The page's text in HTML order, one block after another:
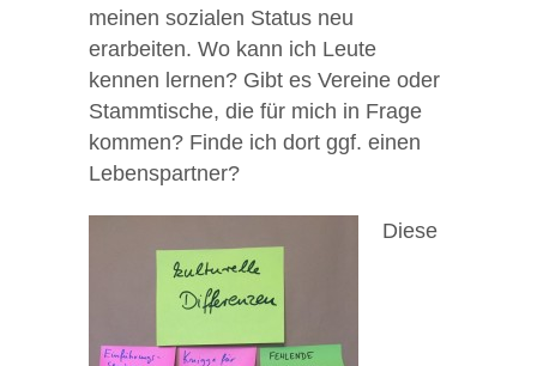
meinen sozialen Status neu
erarbeiten. Wo kann ich Leute
kennen lernen? Gibt es Vereine oder
Stammtische, die für mich in Frage
kommen? Finde ich dort ggf. einen
Lebenspartner?
Diese